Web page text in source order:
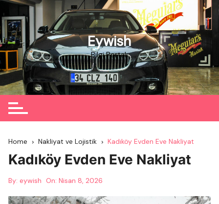
Skip
to
content
Eywish
Bilgi Portalı
Home Nakliyat ve Lojistik Kadıköy Evden Eve Nakliyat
Kadıköy Evden Eve Nakliyat
By: eywish On:Nisan 8, 2026